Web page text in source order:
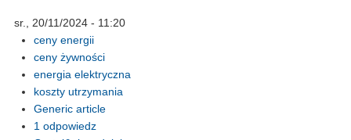
sr., 20/11/2024 - 11:20
ceny energii
ceny żywności
energia elektryczna
koszty utrzymania
Generic article
1 odpowiedz